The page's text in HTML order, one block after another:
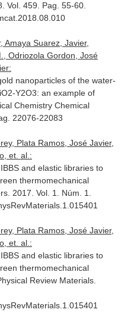
Vol. 459. Pag. 55-60.
Amaya Suarez, Javier,
Odriozola Gordon, José
nanoparticles of the water-
Y2O3: an example of
Chemistry Chemical
22076-22083
Plata Ramos, José Javier,
et. al.:
and elastic libraries to
thermomechanical
2017. Vol. 1. Núm. 1.
Plata Ramos, José Javier,
et. al.:
and elastic libraries to
thermomechanical
Review Materials.